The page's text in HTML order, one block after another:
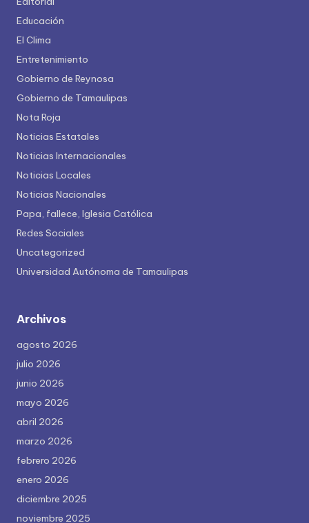
Educación
El Clima
Entretenimiento
Gobierno de Reynosa
Gobierno de Tamaulipas
Nota Roja
Noticias Estatales
Noticias Internacionales
Noticias Locales
Noticias Nacionales
Papa, fallece, Iglesia Católica
Redes Sociales
Uncategorized
Universidad Autónoma de Tamaulipas
Archivos
agosto 2026
julio 2026
junio 2026
mayo 2026
abril 2026
marzo 2026
febrero 2026
enero 2026
diciembre 2025
noviembre 2025